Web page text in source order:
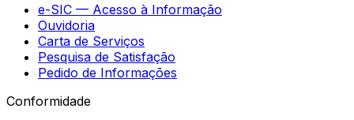
e-SIC — Acesso à Informação
Ouvidoria
Carta de Serviços
Pesquisa de Satisfação
Pedido de Informações
Conformidade